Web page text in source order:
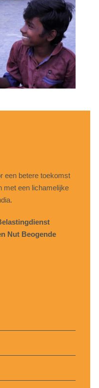
een betere toekomst
met een lichamelijke
Nut Beogende